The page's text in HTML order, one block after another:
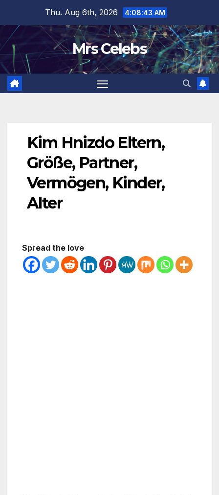
content
Thu. Aug 6th, 2026 4:08:44 AM
Mrs Celebs
Kim Hnizdo Eltern,
Größe, Partner,
Vermögen, Kinder,
Alter
Spread the love